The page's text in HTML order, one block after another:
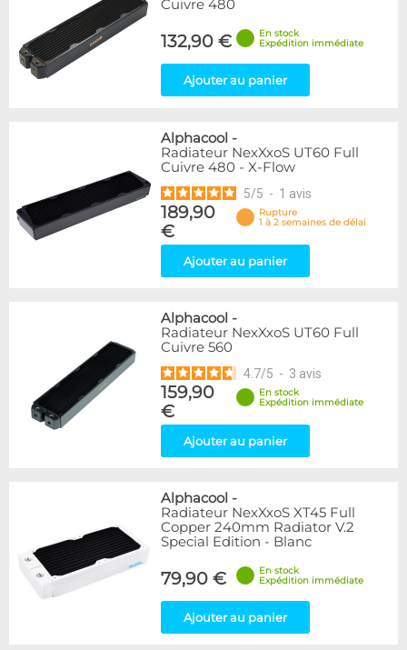
Cuivre 480
132,90 €
En stock
Expédition immédiate
Ajouter au panier
Alphacool -
Radiateur NexXxoS UT60 Full
Cuivre 480 - X-Flow
5/5 - 1 avis
189,90
€
Rupture
1 à 2 semaines de délai
Ajouter au panier
Alphacool -
Radiateur NexXxoS UT60 Full
Cuivre 560
4.7/5 - 3 avis
159,90
€
En stock
Expédition immédiate
Ajouter au panier
Alphacool -
Radiateur NexXxoS XT45 Full
Copper 240mm Radiator V.2
Special Edition - Blanc
79,90 €
En stock
Expédition immédiate
Ajouter au panier